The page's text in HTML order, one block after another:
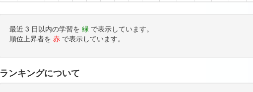
最近 3 日以内の学習を 緑で表示しています。
順位上昇者を 赤で表示しています。
ランキングについて